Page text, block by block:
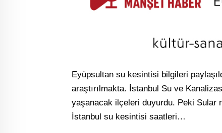
Eyüpsultan su kesintisi bilgileri
araştırılmakta. İstanbul Su ve
yaşanacak ilçeleri duyurdu. Peki Sular
İstanbul su kesintisi saatleri…